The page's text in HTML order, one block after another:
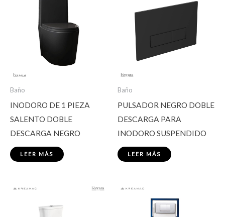
Baño
INODORO DE 1 PIEZA
SALENTO DOBLE
DESCARGA NEGRO
LEER MÁS
Baño
PULSADOR NEGRO DOBLE
DESCARGA PARA
INODORO SUSPENDIDO
LEER MÁS